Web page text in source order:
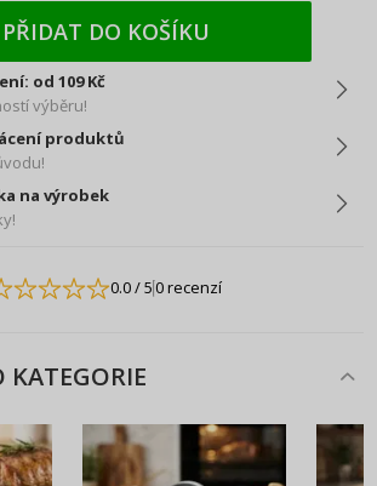
PŘIDAT DO KOŠÍKU
od 109 Kč
výběru!
produktů
na výrobek
0.0/ 50 recenzí
KATEGORIE